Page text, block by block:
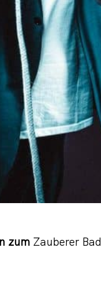
zum Zauberer